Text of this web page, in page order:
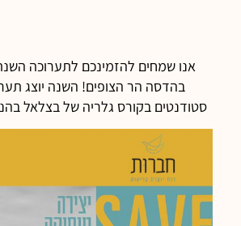
אנו שמחים להזמינכם לתערוכה
בהדסה הר הצופים! השנה יוצג
סטודנטים בקורס גלריה של בצלאל